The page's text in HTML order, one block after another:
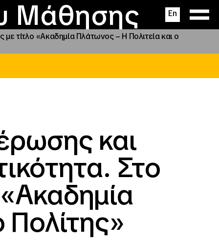
Μάθησης En
τίτλο «Ακαδημία Πλάτωνος – Η Πολιτεία και ο
και
Στο
Πολίτης»